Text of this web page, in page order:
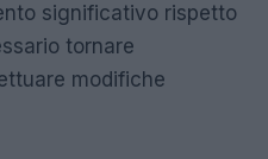
significativo rispetto
tornare
modifiche